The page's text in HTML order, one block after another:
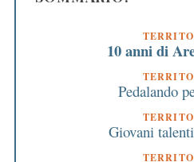
10 anni di
Pedalando
Giovani